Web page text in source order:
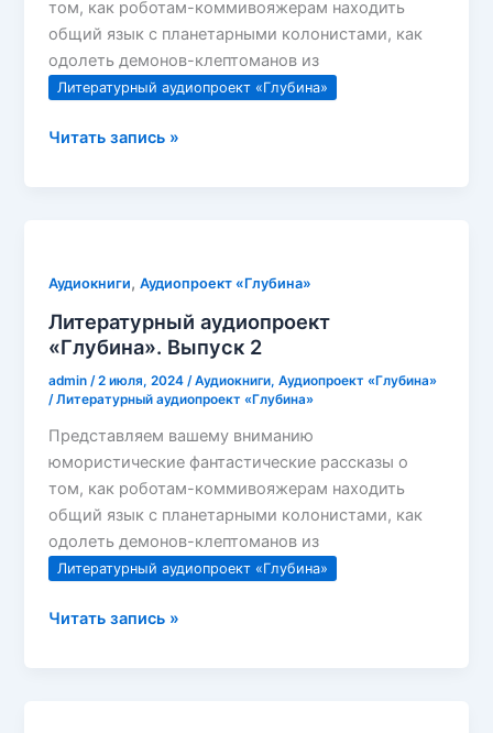
том, как роботам-коммивояжерам находить
общий язык с планетарными колонистами, как
одолеть демонов-клептоманов из
Литературный аудиопроект «Глубина»
Литературный
Читать запись »
Аудиокниги,Аудиопроект «Глубина»
Литературный аудиопроект
«Глубина». Выпуск 2
admin/2 июля, 2024/Аудиокниги,Аудиопроект «Глубина»
/Литературный аудиопроект «Глубина»
Представляем вашему вниманию
юмористические фантастические рассказы о
том, как роботам-коммивояжерам находить
общий язык с планетарными колонистами, как
одолеть демонов-клептоманов из
Литературный аудиопроект «Глубина»
Литературный
Читать запись »